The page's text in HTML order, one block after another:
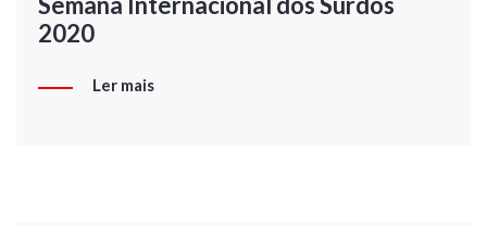
2020
Ler mais